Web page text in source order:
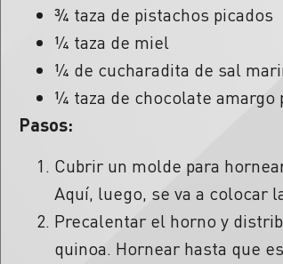
¾ taza de pistachos picados
¼ taza de miel
¼ de cucharadita de sal
¼ taza de chocolate amargo
Pasos:
Cubrir un molde para
Aquí, luego, se va a colocar
Precalentar el horno y
quinoa. Hornear hasta que